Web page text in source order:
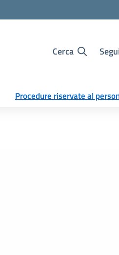
Cerca
Procedure riservate al